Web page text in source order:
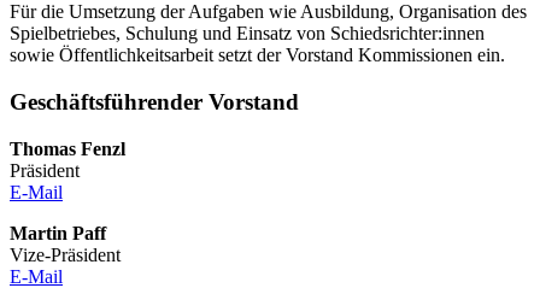
Für die Umsetzung der Aufgaben wie Ausbildung, Organisation des
Spielbetriebes, Schulung und Einsatz von Schiedsrichter:innen
sowie Öffentlichkeitsarbeit setzt der Vorstand Kommissionen ein.
Geschäftsführender Vorstand
Thomas Fenzl
Präsident
E-Mail
Martin Paff
Vize-Präsident
E-Mail